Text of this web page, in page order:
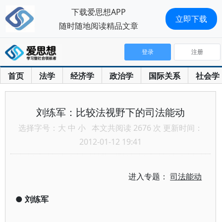
首页 法学 经济学 政治学 国际关系 社会学
登录 注册
刘练军：比较法视野下的司法能动
选择字号： 大 中 小 本文共阅读 2676 次 更新时间：
2012-01-12 19:41
进入专题：司法能动
● 刘练军
下载爱思想APP
随时随地阅读精品文章
立即下载